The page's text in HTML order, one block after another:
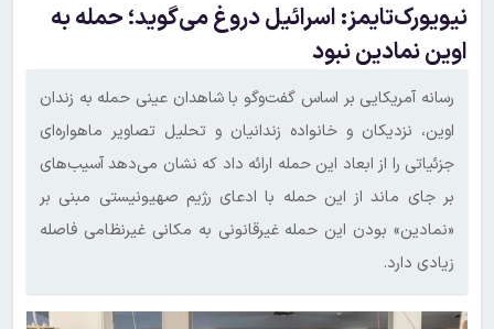
نیویورک‌تایمز: اسرائیل دروغ می‌گوید؛ حمله به
اوین نمادین نبود
رسانه آمریکایی بر اساس گفت‌وگو با شاهدان عینی حمله به زندان
اوین، نزدیکان و خانواده زندانیان و تحلیل تصاویر ماهواره‌ای
جزئیاتی را از ابعاد این حمله ارائه داد که نشان می‌دهد آسیب‌های
بر جای ماند از این حمله با ادعای رژیم صهیونیستی مبنی بر
«نمادین» بودن این حمله غیرقانونی به مکانی غیرنظامی فاصله
زیادی دارد.